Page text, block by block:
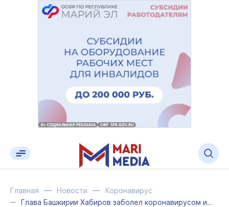
Главная Новости
Коронавирус
Глава Башкирии Хабиров заболел коронавирусом и ушёл на самоизоляцию